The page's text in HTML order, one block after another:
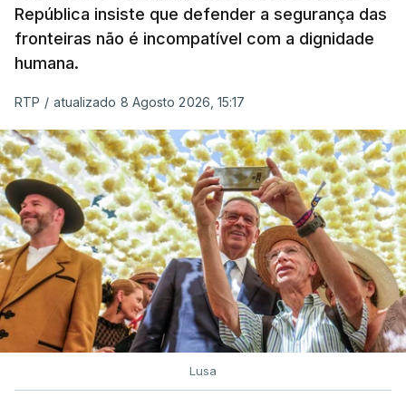
República insiste que defender a segurança das
fronteiras não é incompatível com a dignidade
humana.
RTP / atualizado 8 Agosto 2026, 15:17
Lusa